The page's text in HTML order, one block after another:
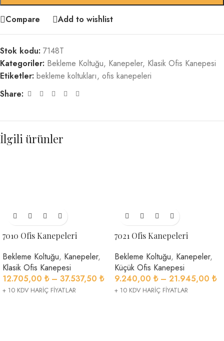
Compare Add to wishlist
Stok kodu: 7148T
Kategoriler: Bekleme Koltuğu, Kanepeler, Klasik Ofis Kanepesi
Etiketler: bekleme koltukları, ofis kanepeleri
Share:
İlgili ürünler
7010 Ofis Kanepeleri
Bekleme Koltuğu, Kanepeler,
Klasik Ofis Kanepesi
12.705,00 ₺ – 37.537,50 ₺
+ 10 KDV HARİÇ FİYATLAR
7021 Ofis Kanepeleri
Bekleme Koltuğu, Kanepeler,
Küçük Ofis Kanepesi
9.240,00 ₺ – 21.945,00 ₺
+ 10 KDV HARİÇ FİYATLAR